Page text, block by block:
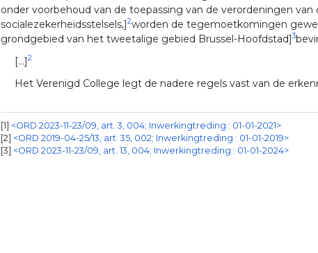
onder voorbehoud van de toepassing van de verordeningen
socialezekerheidsstelsels,]2worden de tegemoetkomingen
grondgebied van het tweetalige gebied Brussel-Hoofdstad]3
[...]2
Het Verenigd College legt de nadere regels vast van de
1 <ORD 2023-11-23/09, art. 3, 004; Inwerkingtreding : 01-01-2021>
2 <ORD 2019-04-25/13, art. 35, 002; Inwerkingtreding : 01-01-2019>
3 <ORD 2023-11-23/09, art. 13, 004; Inwerkingtreding : 01-01-2024>